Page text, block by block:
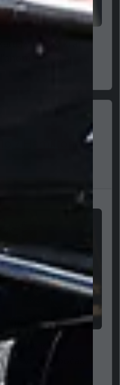
už viackrát
(a aj
z Hamiltona"
Lewisa
vidí, že počas